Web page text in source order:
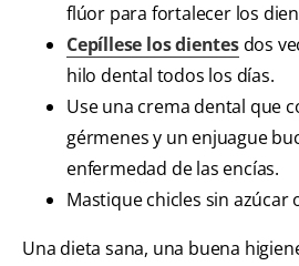
flúor para fortalecer los
Cepíllese los dientesdos
hilo dental todos los días.
Use una crema dental que
gérmenes y un enjuague
enfermedad de las encías.
Mastique chicles sin azúcar
Una dieta sana, una buena